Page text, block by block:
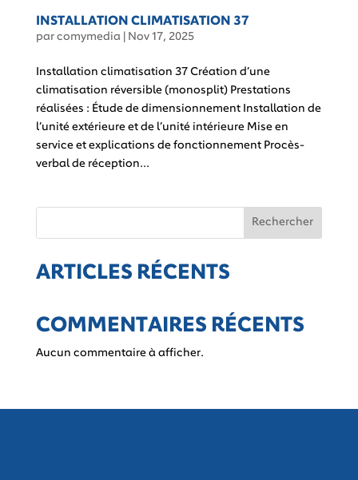
INSTALLATION CLIMATISATION 37
par comymedia Nov 17, 2025
Installation climatisation 37 Création d’une
climatisation réversible (monosplit) Prestations
réalisées : Étude de dimensionnement Installation de
l’unité extérieure et de l’unité intérieure Mise en
service et explications de fonctionnement Procès-
verbal de réception...
Rechercher
ARTICLES RÉCENTS
COMMENTAIRES RÉCENTS
Aucun commentaire à afficher.